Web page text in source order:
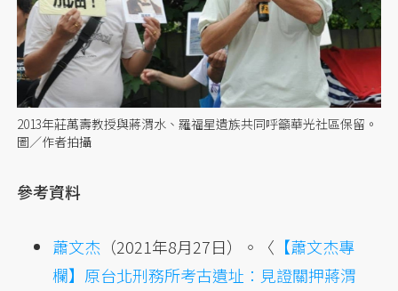
2013年莊萬壽教授與蔣渭水、羅福星遺族共同呼籲華光社區保留。
圖／作者拍攝
參考資料
蕭文杰 （2021年8月27日）。〈 【蕭文杰專
欄】原台北刑務所考古遺址：見證關押蔣渭